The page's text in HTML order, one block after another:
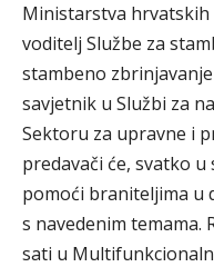
Ministarstva
voditelj Službe za
stambeno
savjetnik u Službi za
Sektoru za upravne i
predavači će, svatko
pomoći braniteljima u
s navedenim temama.
sati u